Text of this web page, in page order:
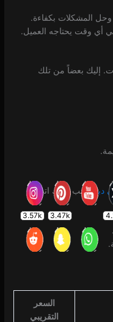
وحل المشكلات بكفاءة.
أي وقت يحتاجه العميل.
إليك بعضاً من تلك
دبييجب عليك اتباع
السعر
التقريبي